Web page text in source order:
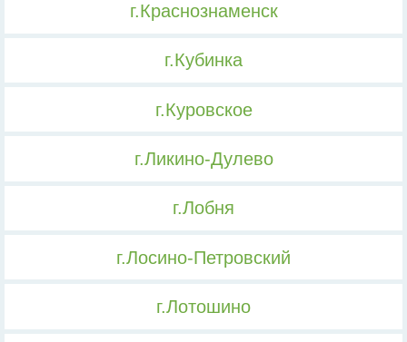
г.Краснознаменск
г.Кубинка
г.Куровское
г.Ликино-Дулево
г.Лобня
г.Лосино-Петровский
г.Лотошино